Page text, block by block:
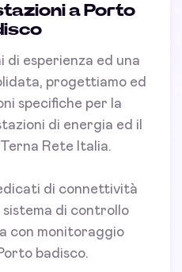
a Porto
di esperienza ed una
progettiamo ed
specifiche per la
di energia ed il
Rete Italia.
di connettività
sistema di controllo
con monitoraggio
badisco.